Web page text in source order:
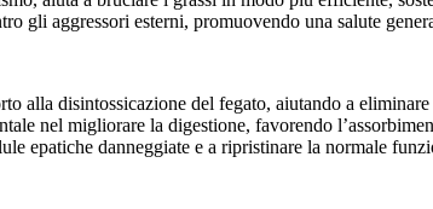
gli aggressori esterni, promuovendo una salute
disintossicazione del fegato, aiutando a
nel migliorare la digestione, favorendo
epatiche danneggiate e a ripristinare la normale